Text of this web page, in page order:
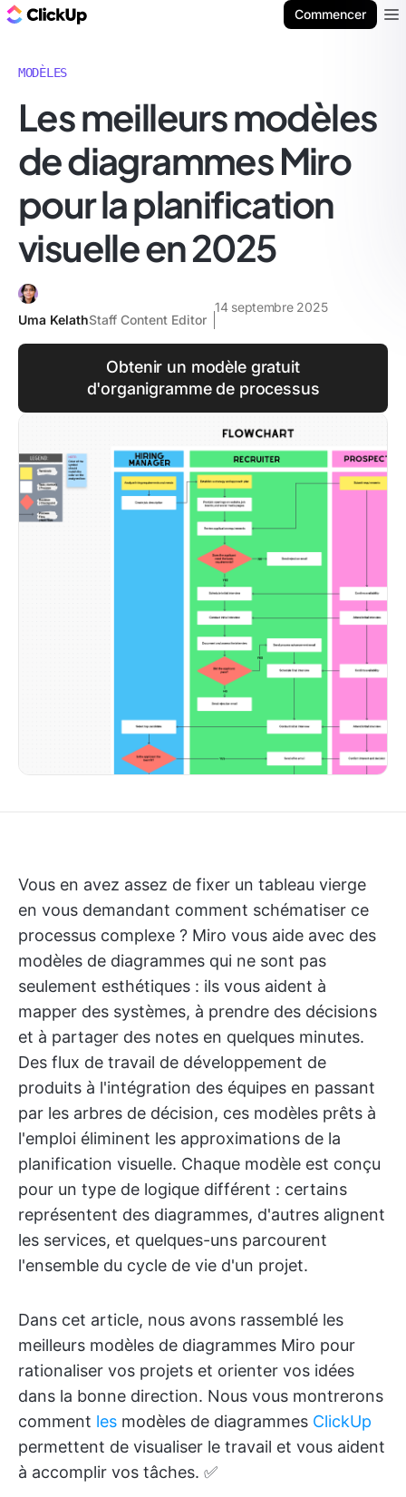
Commencer
MODÈLES
Les meilleurs modèles
de diagrammes Miro
pour la planification
visuelle en 2025
Uma KelathStaff Content Editor
14 septembre 2025
Obtenir un modèle gratuit
d'organigramme de processus
Vous en avez assez de fixer un tableau vierge
en vous demandant comment schématiser ce
processus complexe ? Miro vous aide avec des
modèles de diagrammes qui ne sont pas
seulement esthétiques : ils vous aident à
mapper des systèmes, à prendre des décisions
et à partager des notes en quelques minutes.
Des flux de travail de développement de
produits à l'intégration des équipes en passant
par les arbres de décision, ces modèles prêts à
l'emploi éliminent les approximations de la
planification visuelle. Chaque modèle est conçu
pour un type de logique différent : certains
représentent des diagrammes, d'autres alignent
les services, et quelques-uns parcourent
l'ensemble du cycle de vie d'un projet.
Dans cet article, nous avons rassemblé les
meilleurs modèles de diagrammes Miro pour
rationaliser vos projets et orienter vos idées
dans la bonne direction. Nous vous montrerons
comment les modèles de diagrammes ClickUp
permettent de visualiser le travail et vous aident
à accomplir vos tâches. ✅